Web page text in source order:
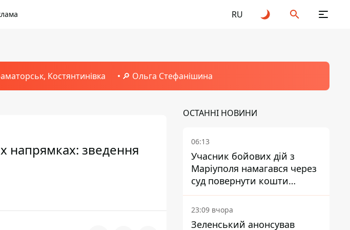
RU
Костянтинівка 🔎 Ольга Стефанішина
напрямках: зведення
ОСТАННІ НОВИНИ
06:13
Учасник бойових дій з
Маріуполя намагався через
суд повернути кошти
субсидії з рахунку в
Ощадбанку - яким було
рішення
23:09 вчора
Зеленський анонсував